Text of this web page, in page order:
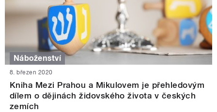
Náboženství
8. březen 2020
Kniha Mezi Prahou a Mikulovem je přehledovým
dílem o dějinách židovského života v českých
zemích